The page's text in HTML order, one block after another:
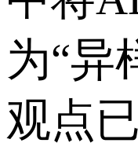
为“异
观点